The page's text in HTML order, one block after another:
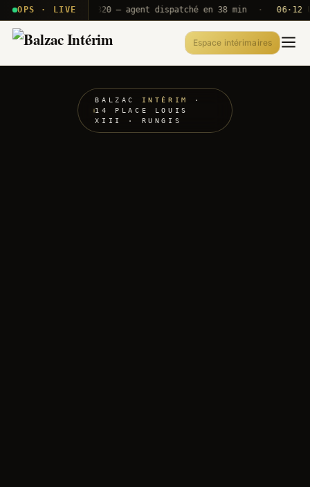
OPS · LIVE
T2E · B71 Push A320 — agent dispatché en 38 min · 06·12 UTC
Espace intérimaires
BALZAC INTÉRIM
·
14 PLACE LOUIS
XIII · RUNGIS